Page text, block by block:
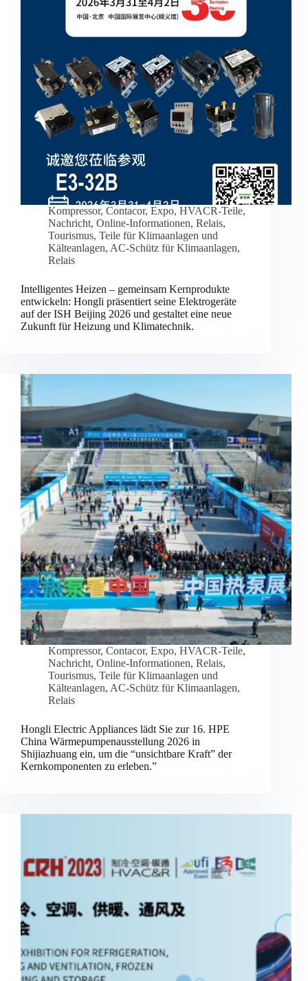
Kompressor, Contacor, Expo, HVACR-Teile,
Nachricht, Online-Informationen, Relais,
Tourismus, Teile für Klimaanlagen und
Kälteanlagen, AC-Schütz für Klimaanlagen,
Relais
Intelligentes Heizen – gemeinsam Kernprodukte
entwickeln: Hongli präsentiert seine Elektrogeräte
auf der ISH Beijing 2026 und gestaltet eine neue
Zukunft für Heizung und Klimatechnik.
Kompressor, Contacor, Expo, HVACR-Teile,
Nachricht, Online-Informationen, Relais,
Tourismus, Teile für Klimaanlagen und
Kälteanlagen, AC-Schütz für Klimaanlagen,
Relais
Hongli Electric Appliances lädt Sie zur 16. HPE
China Wärmepumpenausstellung 2026 in
Shijiazhuang ein, um die “unsichtbare Kraft” der
Kernkomponenten zu erleben.”